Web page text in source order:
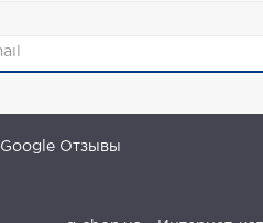
Google Отзывы